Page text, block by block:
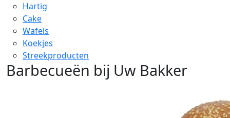
Hartig
Cake
Wafels
Koekjes
Streekproducten
Barbecueën bij Uw Bakker